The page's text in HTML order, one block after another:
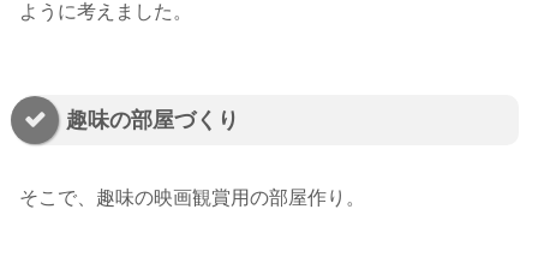
ように考えました。
趣味の部屋づくり
そこで、趣味の映画観賞用の部屋作り。